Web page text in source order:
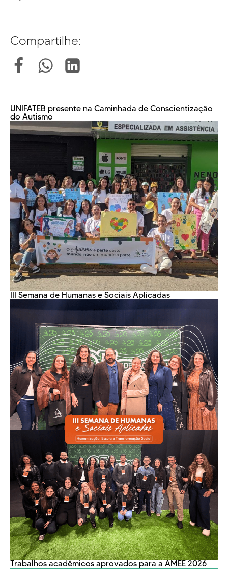
Compartilhe:
UNIFATEB presente na Caminhada de Conscientização
do Autismo
III Semana de Humanas e Sociais Aplicadas
Trabalhos acadêmicos aprovados para a AMEE 2026